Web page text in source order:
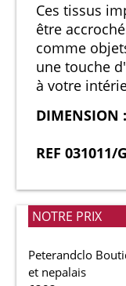
Ces tissus
être
comme
une touche
à votre
DIMENSION
REF 031011/
NOTRE PRIX
Peterandclo
et nepalais